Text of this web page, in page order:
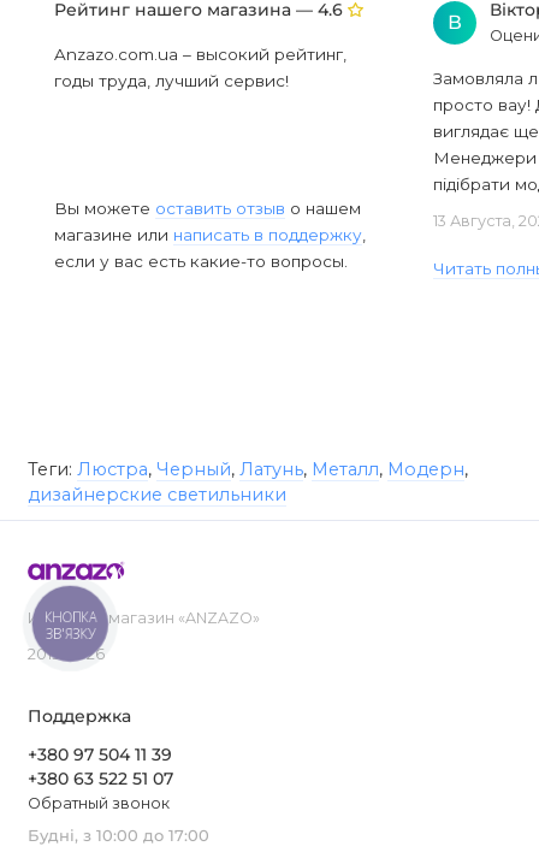
Рейтинг нашего магазина — 4.6
Anzazo.com.ua – высокий рейтинг,
годы труда, лучший сервис!
Вы можете оставить отзыв о нашем
магазине или написать в поддержку
если у вас есть какие-то вопросы.
В
Замовляла
просто вау!
виглядає
Менеджери
підібрати
13 Августа,
Читать
Теги: Люстра, Черный, Латунь, Металл, Модерн,
дизайнерские светильники
Интернет-магазин «ANZAZO»
2019-2026
Поддержка
+380 97 504 11 39
+380 63 522 51 07
Обратный звонок
Будні, з 10:00 до 17:00
КНОПКА
ЗВ'ЯЗКУ